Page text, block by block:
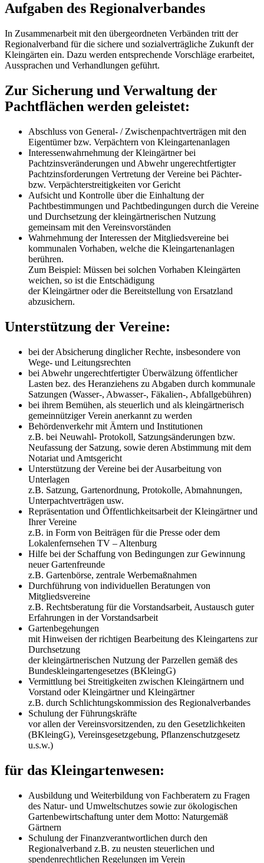
Aufgaben des Regionalverbandes
In Zusammenarbeit mit den übergeordneten Verbänden tritt der
Regionalverband für die sichere und sozialverträgliche Zukunft der
Kleingärten ein. Dazu werden entsprechende Vorschläge erarbeitet,
Aussprachen und Verhandlungen geführt.
Zur Sicherung und Verwaltung der
Pachtflächen werden geleistet:
Abschluss von General- / Zwischenpachtverträgen mit den
Eigentümer bzw. Verpächtern von Kleingartenanlagen
Interessenwahrnehmung der Kleingärtner bei
Pachtzinsveränderungen und Abwehr ungerechtfertigter
Pachtzinsforderungen Vertretung der Vereine bei Pächter-
bzw. Verpächterstreitigkeiten vor Gericht
Aufsicht und Kontrolle über die Einhaltung der
Pachtbestimmungen und Pachtbedingungen durch die Vereine
und Durchsetzung der kleingärtnerischen Nutzung
gemeinsam mit den Vereinsvorständen
Wahrnehmung der Interessen der Mitgliedsvereine bei
kommunalen Vorhaben, welche die Kleingartenanlagen
berühren.
Zum Beispiel: Müssen bei solchen Vorhaben Kleingärten
weichen, so ist die Entschädigung
der Kleingärtner oder die Bereitstellung von Ersatzland
abzusichern.
Unterstützung der Vereine:
bei der Absicherung dinglicher Rechte, insbesondere von
Wege- und Leitungsrechten
bei Abwehr ungerechtfertigter Überwälzung öffentlicher
Lasten bez. des Heranziehens zu Abgaben durch kommunale
Satzungen (Wasser-, Abwasser-, Fäkalien-, Abfallgebühren)
bei ihrem Bemühen, als steuerlich und als kleingärtnerisch
gemeinnütziger Verein anerkannt zu werden
Behördenverkehr mit Ämtern und Institutionen
z.B. bei Neuwahl- Protokoll, Satzungsänderungen bzw.
Neufassung der Satzung, sowie deren Abstimmung mit dem
Notariat und Amtsgericht
Unterstützung der Vereine bei der Ausarbeitung von
Unterlagen
z.B. Satzung, Gartenordnung, Protokolle, Abmahnungen,
Unterpachtverträgen usw.
Repräsentation und Öffentlichkeitsarbeit der Kleingärtner und
Ihrer Vereine
z.B. in Form von Beiträgen für die Presse oder dem
Lokalenfernsehen TV – Altenburg
Hilfe bei der Schaffung von Bedingungen zur Gewinnung
neuer Gartenfreunde
z.B. Gartenbörse, zentrale Werbemaßnahmen
Durchführung von individuellen Beratungen von
Mitgliedsvereine
z.B. Rechtsberatung für die Vorstandsarbeit, Austausch guter
Erfahrungen in der Vorstandsarbeit
Gartenbegehungen
mit Hinweisen der richtigen Bearbeitung des Kleingartens zur
Durchsetzung
der kleingärtnerischen Nutzung der Parzellen gemäß des
Bundeskleingartengesetzes (BKleingG)
Vermittlung bei Streitigkeiten zwischen Kleingärtnern und
Vorstand oder Kleingärtner und Kleingärtner
z.B. durch Schlichtungskommission des Regionalverbandes
Schulung der Führungskräfte
vor allen der Vereinsvorsitzenden, zu den Gesetzlichkeiten
(BKleingG), Vereinsgesetzgebung, Pflanzenschutzgesetz
u.s.w.)
für das Kleingartenwesen:
Ausbildung und Weiterbildung von Fachberatern zu Fragen
des Natur- und Umweltschutzes sowie zur ökologischen
Gartenbewirtschaftung unter dem Motto: Naturgemäß
Gärtnern
Schulung der Finanzverantwortlichen durch den
Regionalverband z.B. zu neusten steuerlichen und
spendenrechtlichen Regelungen im Verein